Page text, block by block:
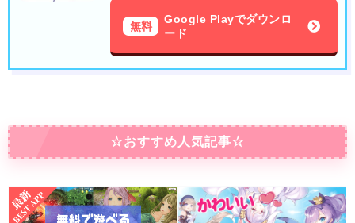
無料
Google Playでダウンロ
ード
☆おすすめ人気記事☆